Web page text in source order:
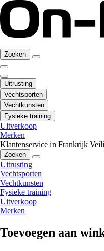
Zoeken
Uitrusting
Vechtsporten
Vechtkunsten
Fysieke training
Uitverkoop
Merken
Klantenservice in Frankrijk
Zoeken
Uitrusting
Vechtsporten
Vechtkunsten
Fysieke training
Uitverkoop
Merken
Toevoegen aan